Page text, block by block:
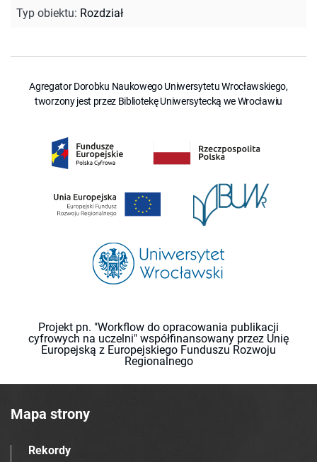
Typ obiektu: Rozdział
Agregator Dorobku Naukowego Uniwersytetu Wrocławskiego,
tworzony jest przez Bibliotekę Uniwersytecką we Wrocławiu
Projekt pn. "Workflow do opracowania publikacji
cyfrowych na uczelni" współfinansowany przez Unię
Europejską z Europejskiego Funduszu Rozwoju
Regionalnego
Mapa strony
Rekordy